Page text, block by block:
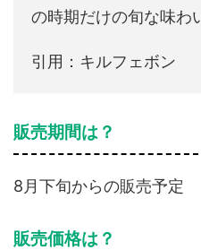
の時期だけの旬な味わ
引用：キルフェボン
販売期間は？
8月下旬からの販売予定
販売価格は？